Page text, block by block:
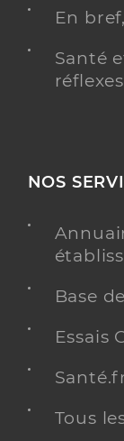
En
Santé
NOS
Base
Essais
Tous